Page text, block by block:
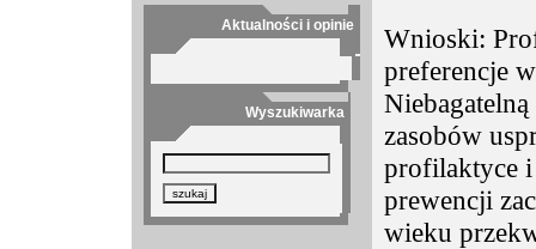
Aktualności i opinie
Wyszukiwarka
Wnioski:
preferencje
zasobów
profilaktyce i
prewencji
wieku